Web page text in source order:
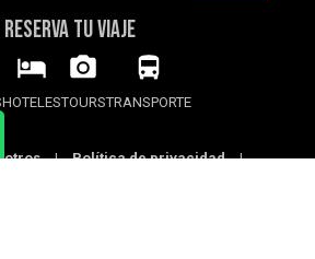
RESERVA TU VIAJE
HOTELESTOURSTRANSPORTE
| Política de privacidad |